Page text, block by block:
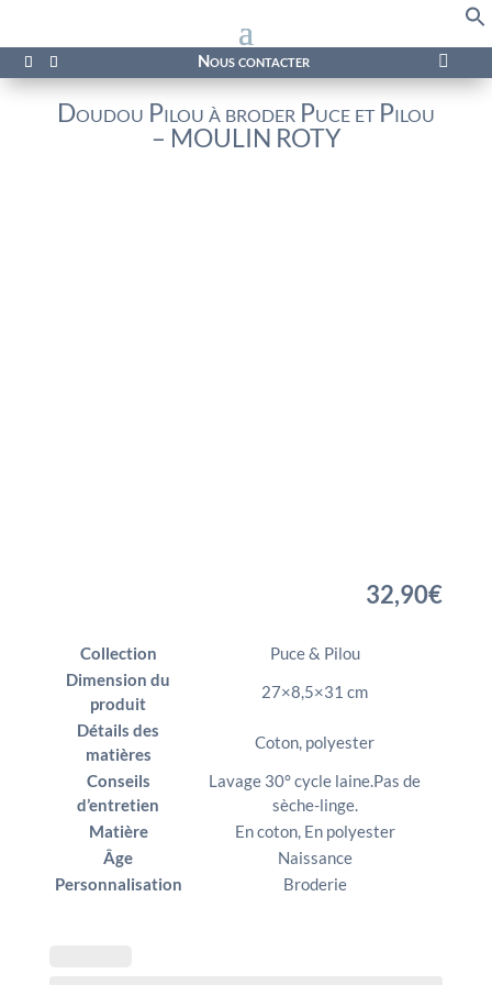
Nous contacter 
Doudou Pilou à broder Puce et Pilou
– MOULIN ROTY
32,90€
Collection
Puce & Pilou
Dimension du
produit
27×8,5×31 cm
Détails des
matières
Coton, polyester
Conseils
d’entretien
Lavage 30° cycle laine.Pas de
sèche-linge.
Matière
En coton, En polyester
Âge
Naissance
Personnalisation
Broderie